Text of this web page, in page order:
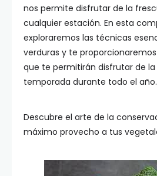
nos permite disfrutar de la
cualquier estación. En esta
exploraremos las técnicas
verduras y te
que te permitirán disfrutar de
temporada durante todo el año.
Descubre el arte de la
máximo provecho a tus